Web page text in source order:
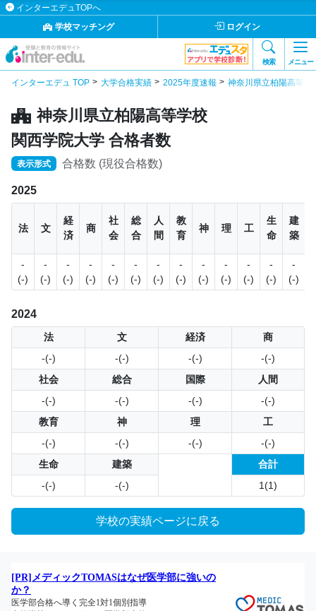
インターエデュTOPへ
学校マッチング
ログイン
検索 メニュー
インターエデュ TOP 大学合格実績 2025年度速報 神奈川県立柏陽高等学
神奈川県立柏陽高等学校
関西学院大学 合格者数
表示形式 合格数 (現役合格数)
2025
法 文
経
済
商
社
会
総
合
人
間
教
育
神 理 工
生
命
建
築
-
(-)
-
(-)
-
(-)
-
(-)
-
(-)
-
(-)
-
(-)
-
(-)
-
(-)
-
(-)
-
(-)
-
(-)
-
(-)
2024
法 文 経済
商
-(-)
-(-) -(-)
-(-)
社会
総合 国際
人間
-(-)
-(-) -(-)
-(-)
教育
神 理
工
-(-)
-(-) -(-)
-(-)
生命
建築
合計
-(-)
-(-) 1(1)
学校の実績ページに戻る